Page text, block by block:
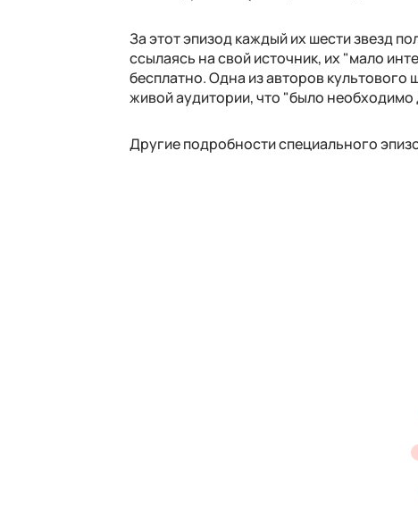
За этот эпизод каждый их шести звезд
ссылаясь на свой источник, их "мало
бесплатно. Одна из авторов
живой аудитории, что "было
Другие подробности специального